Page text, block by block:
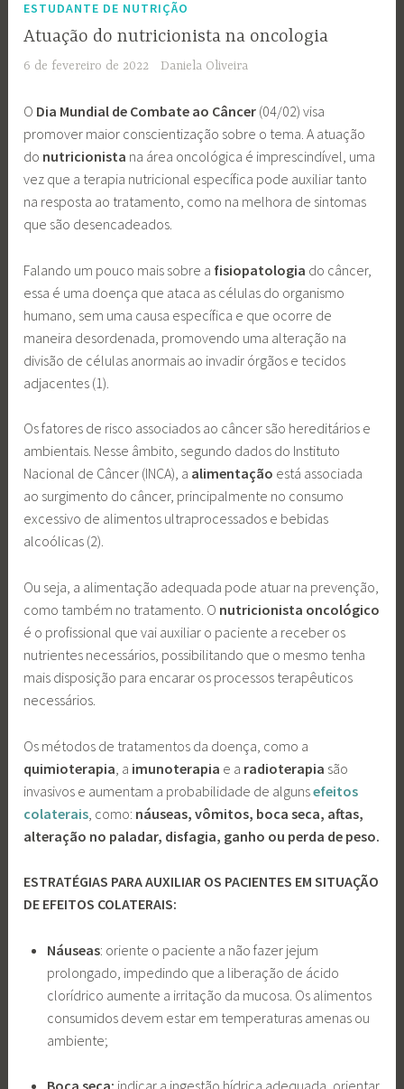
ESTUDANTE DE NUTRIÇÃO
Atuação do nutricionista na oncologia
6 de fevereiro de 2022 Daniela Oliveira
O Dia Mundial de Combate ao Câncer (04/02) visa
promover maior conscientização sobre o tema. A atuação
do nutricionista na área oncológica é imprescindível, uma
vez que a terapia nutricional específica pode auxiliar tanto
na resposta ao tratamento, como na melhora de sintomas
que são desencadeados.
Falando um pouco mais sobre a fisiopatologia do câncer,
essa é uma doença que ataca as células do organismo
humano, sem uma causa específica e que ocorre de
maneira desordenada, promovendo uma alteração na
divisão de células anormais ao invadir órgãos e tecidos
adjacentes (1).
Os fatores de risco associados ao câncer são hereditários e
ambientais. Nesse âmbito, segundo dados do Instituto
Nacional de Câncer (INCA), a alimentação está associada
ao surgimento do câncer, principalmente no consumo
excessivo de alimentos ultraprocessados e bebidas
alcoólicas (2).
Ou seja, a alimentação adequada pode atuar na prevenção,
como também no tratamento. O nutricionista oncológico
é o profissional que vai auxiliar o paciente a receber os
nutrientes necessários, possibilitando que o mesmo tenha
mais disposição para encarar os processos terapêuticos
necessários.
Os métodos de tratamentos da doença, como a
quimioterapia , a imunoterapia e a radioterapia são
invasivos e aumentam a probabilidade de algunsefeitos
colaterais , como: náuseas, vômitos, boca seca, aftas,
alteração no paladar, disfagia, ganho ou perda de peso.
ESTRATÉGIAS PARA AUXILIAR OS PACIENTES EM SITUAÇÃO
DE EFEITOS COLATERAIS:
Náuseas: oriente o paciente a não fazer jejum
prolongado, impedindo que a liberação de ácido
clorídrico aumente a irritação da mucosa. Os alimentos
consumidos devem estar em temperaturas amenas ou
ambiente;